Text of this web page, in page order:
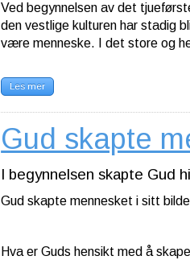
Ved begynnelsen av det
den vestlige kulturen har stadig
være menneske. I det store og
Les mer
Gud skapte
I begynnelsen skapte Gud
Gud skapte mennesket i sitt
Hva er Guds hensikt med å